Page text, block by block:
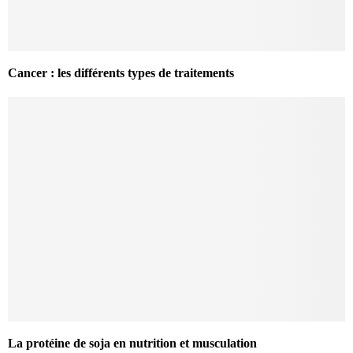
Cancer : les différents types de traitements
La protéine de soja en nutrition et musculation